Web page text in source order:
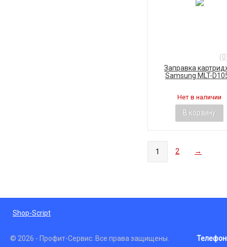
Заправка
Samsung MLT-
Нет в наличии
В корзину
1 2 →
Shop-Script
© 2026 - Профит-Сервис. Все права защищены.